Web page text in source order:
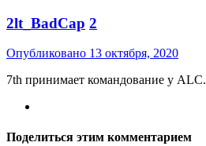
2lt_BadCap 2
Опубликовано 13 октября, 2020
7th принимает командование у ALC.
Поделиться этим комментарием